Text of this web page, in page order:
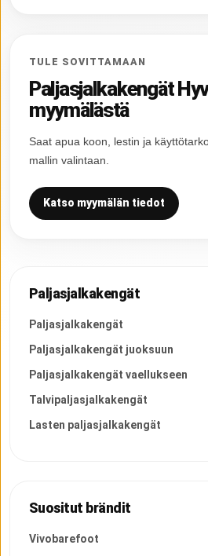
TULE SOVITTAMAAN
Paljasjalkakengät
myymälästä
Saat apua koon, lestin ja
mallin valintaan.
Katso myymälän tiedot
Paljasjalkakengät
Paljasjalkakengät
Paljasjalkakengät juoksuun
Paljasjalkakengät vaellukseen
Talvipaljasjalkakengät
Lasten paljasjalkakengät
Suositut brändit
Vivobarefoot